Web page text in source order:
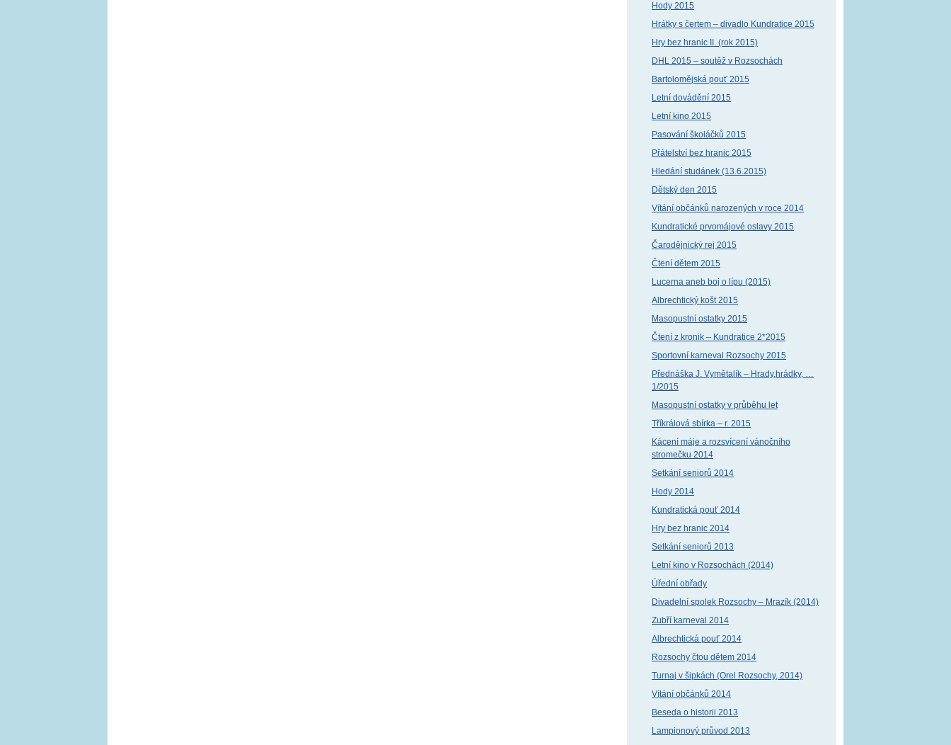
Hody 2015
Hrátky s čertem – divadlo Kundratice 2015
Hry bez hranic II. (rok 2015)
DHL 2015 – soutěž v Rozsochách
Bartolomějská pouť 2015
Letní dovádění 2015
Letní kino 2015
Pasování školáčků 2015
Přátelství bez hranic 2015
Hledání studánek (13.6.2015)
Dětský den 2015
Vítání občánků narozených v roce 2014
Kundratické prvomájové oslavy 2015
Čarodějnický rej 2015
Čtení dětem 2015
Lucerna aneb boj o lípu (2015)
Albrechtický košt 2015
Masopustní ostatky 2015
Čtení z kronik – Kundratice 2*2015
Sportovní karneval Rozsochy 2015
Přednáška J. Vymětalík – Hrady,hrádky, …
1/2015
Masopustní ostatky v průběhu let
Tříkrálová sbírka – r. 2015
Kácení máje a rozsvícení vánočního
stromečku 2014
Setkání seniorů 2014
Hody 2014
Kundratická pouť 2014
Hry bez hranic 2014
Setkání seniorů 2013
Letní kino v Rozsochách (2014)
Úřední obřady
Divadelní spolek Rozsochy – Mrazík (2014)
Zubří karneval 2014
Albrechtická pouť 2014
Rozsochy čtou dětem 2014
Turnaj v šipkách (Orel Rozsochy, 2014)
Vítání občánků 2014
Beseda o historii 2013
Lampionový průvod 2013